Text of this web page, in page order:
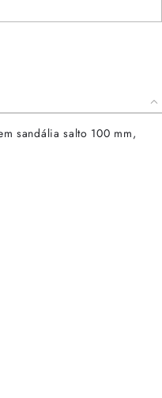
sandália salto 100 mm,